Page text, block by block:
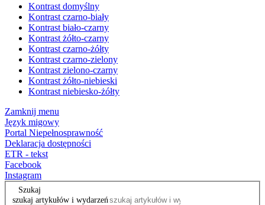
Kontrast domyślny
Kontrast czarno-biały
Kontrast biało-czarny
Kontrast żółto-czarny
Kontrast czarno-żółty
Kontrast czarno-zielony
Kontrast zielono-czarny
Kontrast żółto-niebieski
Kontrast niebiesko-żółty
Zamknij menu
Język migowy
Portal Niepełnosprawność
Deklaracja dostępności
ETR - tekst
Facebook
Instagram
Szukaj
szukaj artykułów i wydarzeń